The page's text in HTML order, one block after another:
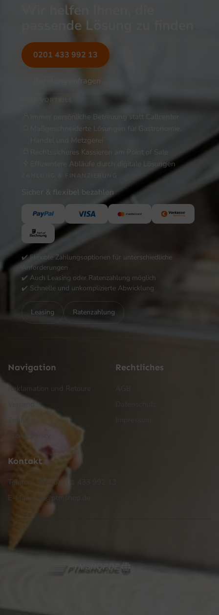
Wir helfen Ihnen, die
passende Lösung zu finden
0201 433 992 13
Beratung anfragen
IHRE VORTEILE
Immer persönliche Betreuung statt Callcenter
Maßgeschneiderte Lösungen für Gastronomie,
Handel und Metzgerei
Rechtssicheres Kassieren am Point of Sale
Effizientere Abläufe durch digitale Lösungen
ZAHLUNG & FINANZIERUNG
Sicher & flexibel bezahlen
✔️ Flexible Zahlungsoptionen für unterschiedliche
Anforderungen
✔️ Auch Leasing oder Ratenzahlung möglich
✔️ Schnelle und unkomplizierte Abwicklung
Leasing Ratenzahlung
Navigation
Reklamation und Retoure
Cookie Policy
Rechtliches
Kontakt
Telefon: +49 (0) 201 433 992 13
E-Mail: info@ptmshop.de